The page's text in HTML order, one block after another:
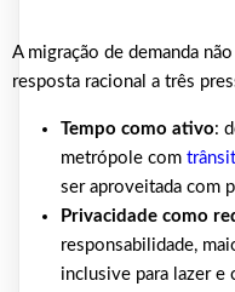
A migração de demanda
resposta racional a três
Tempo como ativo:
metrópole com
ser aproveitada com
Privacidade como
responsabilidade,
inclusive para lazer e